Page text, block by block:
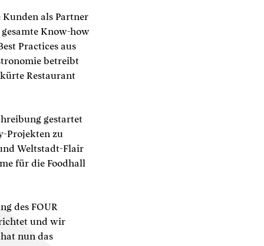
als Partner
Know-how
Practices aus
betreibt
Restaurant
gestartet
Projekten zu
Weltstadt-Flair
für die Foodhall
des FOUR
und wir
nun das